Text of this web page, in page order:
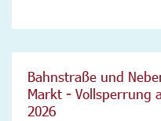
Bahnstraße und
Markt - Vollsperrung
2026